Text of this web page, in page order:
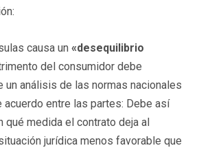
causa un «desequilibrio
del consumidor debe
un análisis de las normas nacionales
entre las partes: Debe así
qué medida el contrato deja al
jurídica menos favorable que